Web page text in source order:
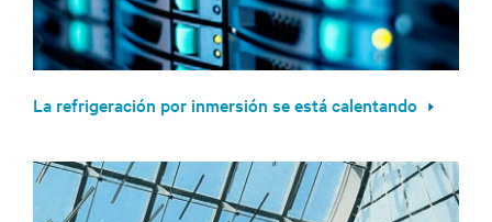
La refrigeración por inmersión se está calentando